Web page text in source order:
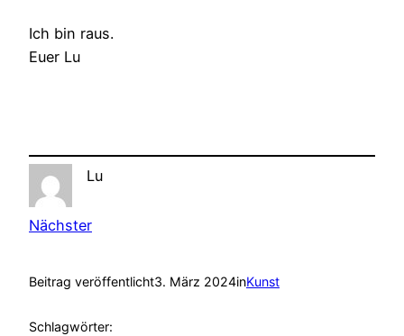
Ich bin raus.
Euer Lu
Lu
Nächster
Beitrag veröffentlicht3. März 2024inKunst
Schlagwörter: